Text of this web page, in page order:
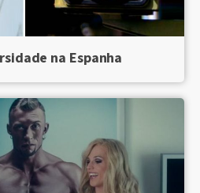
na Espanha